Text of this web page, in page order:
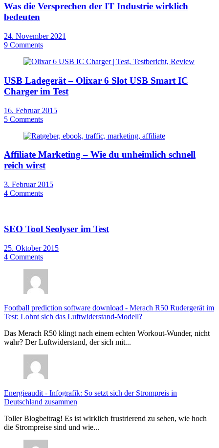
Was die Versprechen der IT Industrie wirklich
bedeuten
24. November 2021
9 Comments
USB Ladegerät – Olixar 6 Slot USB Smart IC
Charger im Test
16. Februar 2015
5 Comments
Affiliate Marketing – Wie du unheimlich schnell
reich wirst
3. Februar 2015
4 Comments
SEO Tool Seolyser im Test
25. Oktober 2015
4 Comments
Football prediction software download - Merach R50 Rudergerät im
Test: Lohnt sich das Luftwiderstand-Modell?
Das Merach R50 klingt nach einem echten Workout-Wunder, nicht
wahr? Der Luftwiderstand, der sich mit...
Energieaudit - Infografik: So setzt sich der Strompreis in
Deutschland zusammen
Toller Blogbeitrag! Es ist wirklich frustrierend zu sehen, wie hoch
die Strompreise sind und wie...